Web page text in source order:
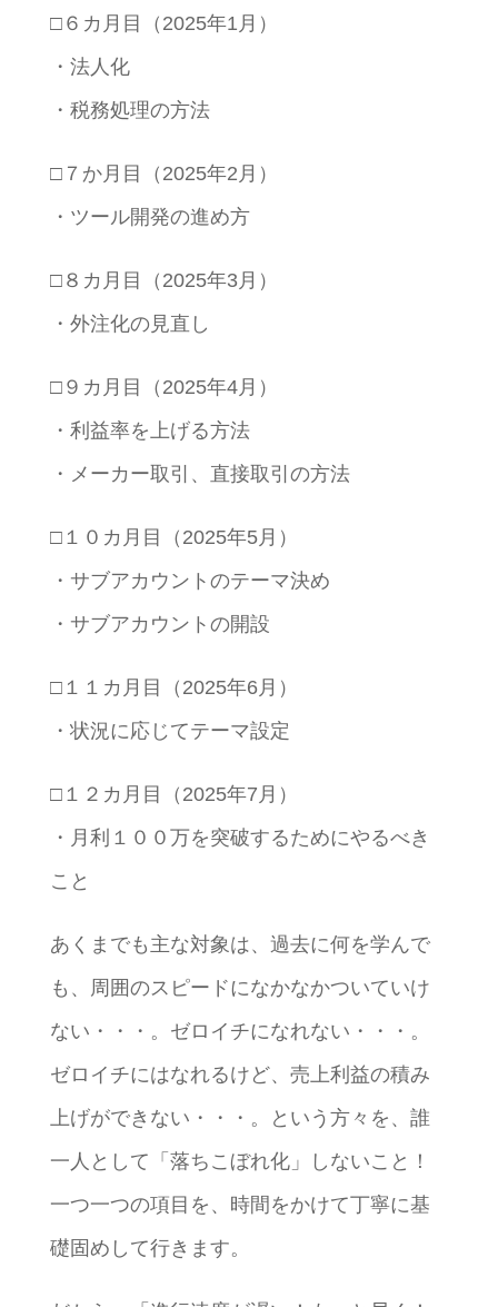
□６カ月目（2025年1月）
・法人化
・税務処理の方法
□７か月目（2025年2月）
・ツール開発の進め方
□８カ月目（2025年3月）
・外注化の見直し
□９カ月目（2025年4月）
・利益率を上げる方法
・メーカー取引、直接取引の方法
□１０カ月目（2025年5月）
・サブアカウントのテーマ決め
・サブアカウントの開設
□１１カ月目（2025年6月）
・状況に応じてテーマ設定
□１２カ月目（2025年7月）
・月利１００万を突破するためにやるべき
こと
あくまでも主な対象は、過去に何を学んで
も、周囲のスピードになかなかついていけ
ない・・・。ゼロイチになれない・・・。
ゼロイチにはなれるけど、売上利益の積み
上げができない・・・。という方々を、誰
一人として「落ちこぼれ化」しないこと！
一つ一つの項目を、時間をかけて丁寧に基
礎固めして行きます。